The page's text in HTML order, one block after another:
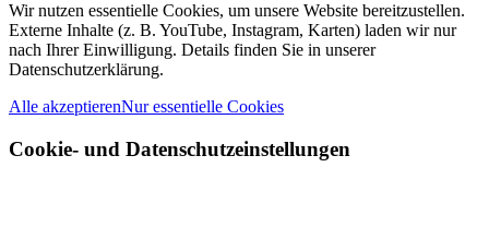
Wir nutzen essentielle Cookies, um unsere Website bereitzustellen.
Externe Inhalte (z. B. YouTube, Instagram, Karten) laden wir nur
nach Ihrer Einwilligung. Details finden Sie in unserer
Datenschutzerklärung.
Alle akzeptierenNur essentielle Cookies
Cookie- und Datenschutzeinstellungen